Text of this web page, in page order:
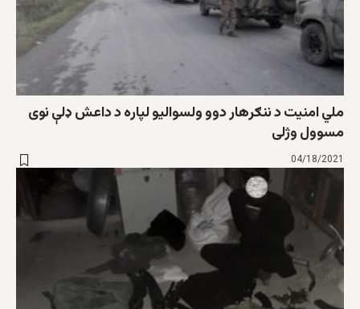
ملي امنیت د ننګرهار دوو ولسوالیو لپاره د داعش ډلې نوی
مسوول وژلی
04/18/2021